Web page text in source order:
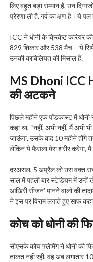
लिए बहुत बड़ा सम्मान है, उन
प्रेरणा ली है, गर्व का क्षण है। ये पल
ICC ने धोनी के क्रिकेट करियर
829 शिकार और 538 मैच – ये
उनकी काबिलियत की मिसाल हैं.
MS Dhoni ICC
की अटकने
पिछले महीने एक पॉडकास्ट में
कहा था, “नहीं, अभी नहीं, मैं अभी
जाऊंगा, उसके बाद 10 महीने
लेकिन ये फैसला मेरा शरीर करेगा, मैं
दरअसल, 5 अप्रैल को उस वक्त
साल में पहली बार स्टेडियम में
आखिरी सीजन’ मानने वालों की
ने इस पर विराम लगाते हुए साफ
कोच को धोनी की
सीएसके कोच फ्लेमिंग ने धोनी की
ताकत नहीं रही, वह अब लगातार